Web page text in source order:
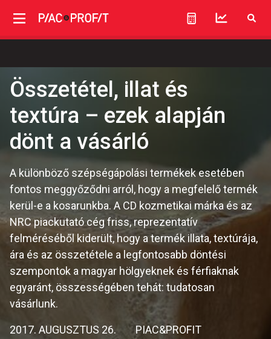
Összetétel, illat és
textúra – ezek alapján
dönt a vásárló
A különböző szépségápolási termékek esetében
fontos meggyőződni arról, hogy a megfelelő termék
kerül-e a kosarunkba. A CD kozmetikai márka és az
NRC piackutató cég friss, reprezentatív
felméréséből kiderült, hogy a termék illata, textúrája,
ára és az összetétele a legfontosabb döntési
szempontok a magyar hölgyeknek és férfiaknak
egyaránt, összességében tehát: tudatosan
vásárlunk.
2017. AUGUSZTUS 26. PIAC&PROFIT